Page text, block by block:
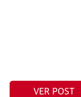
VER POST